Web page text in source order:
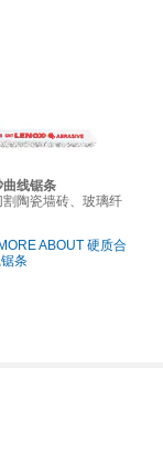
线锯条
陶瓷墙砖、玻璃纤
ABOUT 硬质合
条